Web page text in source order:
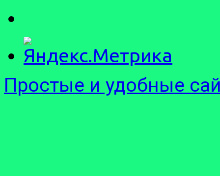
Простые и удобные